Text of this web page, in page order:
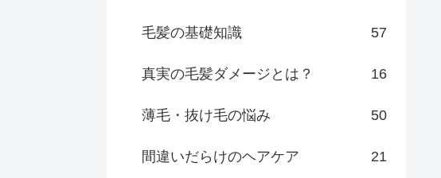
毛髪の基礎知識 57
真実の毛髪ダメージとは？ 16
薄毛・抜け毛の悩み 50
間違いだらけのヘアケア 21